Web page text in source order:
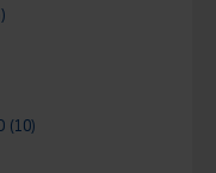
(10)